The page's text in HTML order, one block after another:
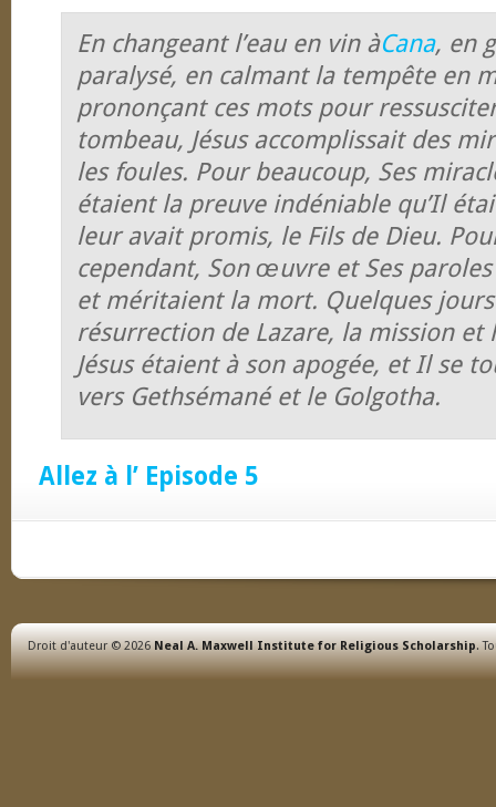
En changeant l’eau en vin àCana, en
paralysé, en calmant la tempête en
prononçant ces mots pour
tombeau, Jésus accomplissait des
les foules. Pour beaucoup, Ses
étaient la preuve indéniable qu’Il
leur avait promis, le Fils de Dieu.
cependant, Son œuvre et Ses
et méritaient la mort. Quelques
résurrection de Lazare, la mission et
Jésus étaient à son apogée, et Il se
vers Gethsémané et le Golgotha.
Allez à l’ Episode 5
Droit d'auteur © 2026Neal A. Maxwell Institute for Religious Scholarship.